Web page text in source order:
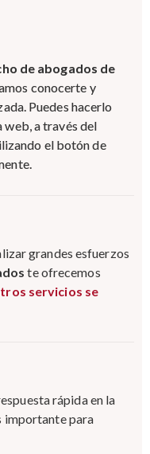
de abogados de
conocerte y
Puedes hacerlo
web, a través del
el botón de
grandes esfuerzos
te ofrecemos
servicios se
rápida en la
importante para